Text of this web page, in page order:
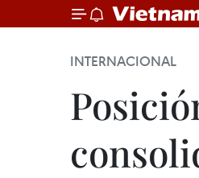
INTERNACIONAL